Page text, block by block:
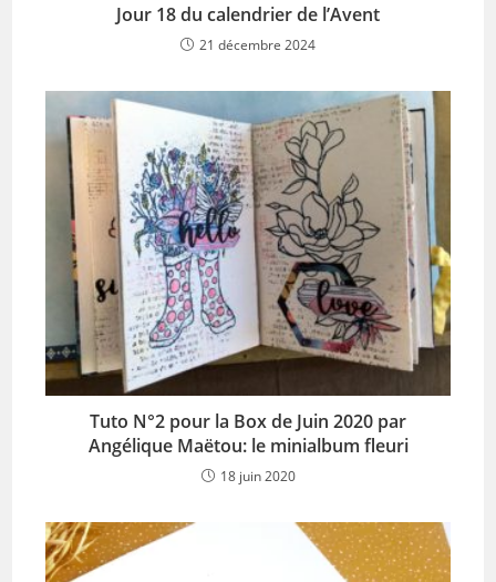
Jour 18 du calendrier de l’Avent
21 décembre 2024
Tuto N°2 pour la Box de Juin 2020 par
Angélique Maëtou: le minialbum fleuri
18 juin 2020